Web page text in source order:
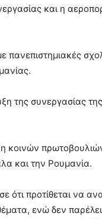
και η
πανεπιστημιακές
της συνεργασίας
κοινών
και την Ρουμανία.
προτίθεται να
ενώ δεν